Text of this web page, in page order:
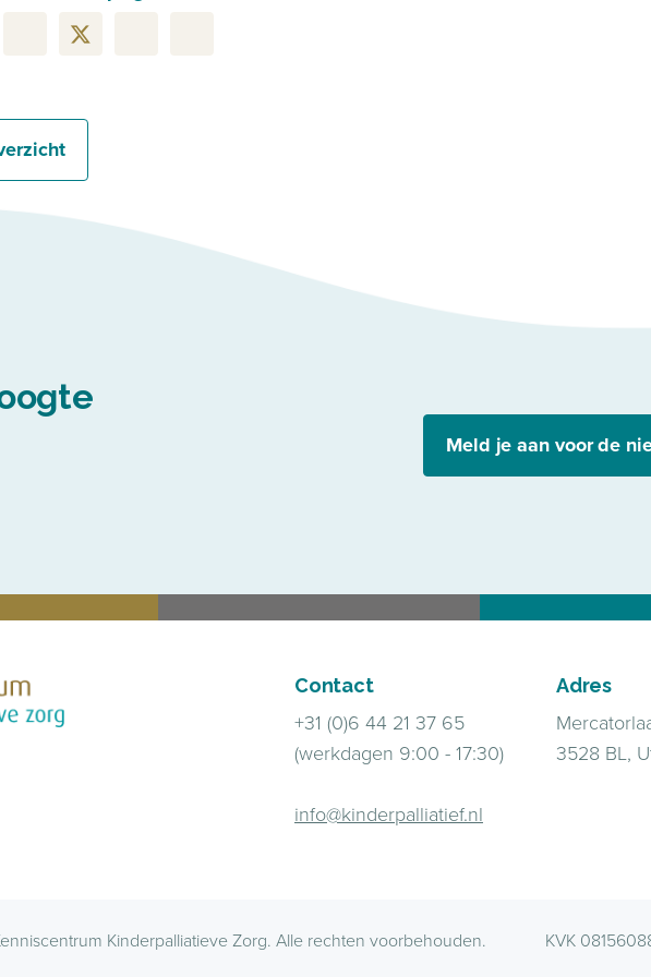
Meld je aan voor de
Contact
+31 (0)6 44 21 37 65
(werkdagen 9:00 - 17:30)
info@kinderpalliatief.nl
Adres
3528 BL,
Kinderpalliatieve Zorg. Alle rechten voorbehouden. KVK